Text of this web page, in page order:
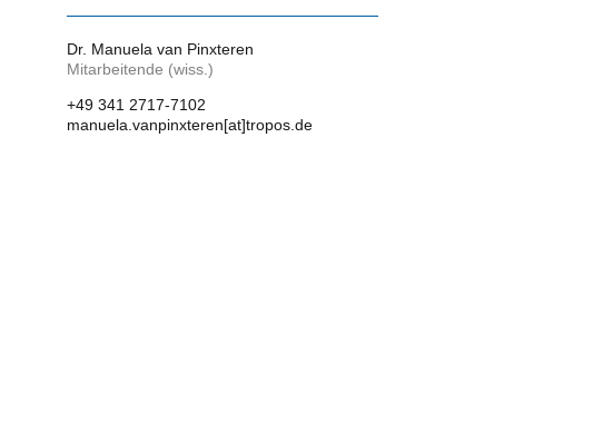
Dr. Manuela van Pinxteren
Mitarbeitende (wiss.)
+49 341 2717-7102
manuela.vanpinxteren[at]tropos.de